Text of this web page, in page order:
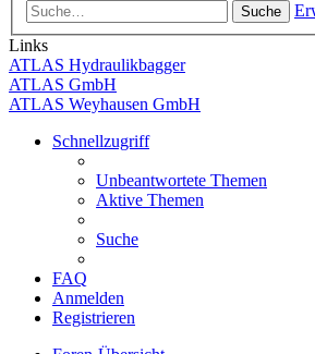
Suche
Links
ATLAS Hydraulikbagger
ATLAS GmbH
ATLAS Weyhausen GmbH
Schnellzugriff
Unbeantwortete Themen
Aktive Themen
Suche
FAQ
Anmelden
Registrieren